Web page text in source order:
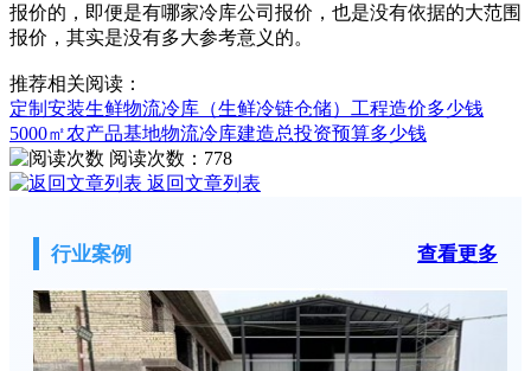
报价的，即便是有哪家冷库公司报价，也是没有依据的大范围
报价，其实是没有多大参考意义的。
推荐相关阅读：
定制安装生鲜物流冷库（生鲜冷链仓储）工程造价多少钱
5000㎡农产品基地物流冷库建造总投资预算多少钱
阅读次数： 778
返回文章列表
行业案例 查看更多